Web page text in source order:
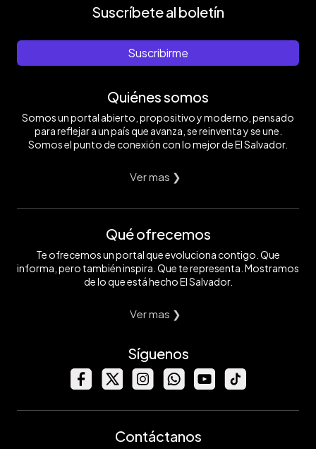
Suscríbete al boletín
Suscribirme
Quiénes somos
Somos un portal abierto, propositivo y moderno, pensado
para reflejar a un país que avanza, se reinventa y se une.
Somos el punto de conexión con lo mejor de El Salvador.
Ver mas ❯
Qué ofrecemos
Te ofrecemos un portal que evoluciona contigo. Que
informa, pero también inspira. Que te representa. Mostramos
de lo que está hecho El Salvador.
Ver mas ❯
Síguenos
Contáctanos